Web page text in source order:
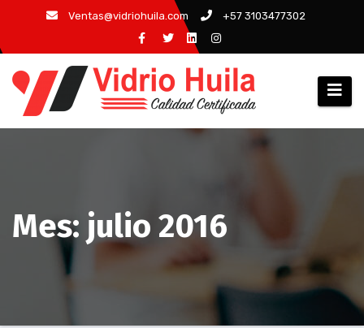
contenido
Ventas@vidriohuila.com +57 3103477302
Mes: julio 2016